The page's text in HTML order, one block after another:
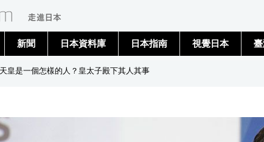
新聞 日本資料庫 日本指南 視覺日本
皇是一個怎樣的人？皇太子殿下其人其事